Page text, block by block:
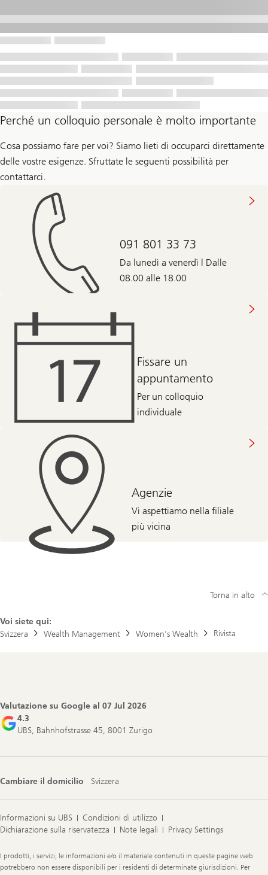
Perché un colloquio personale è molto importante
Cosa possiamo fare per voi? Siamo lieti di occuparci direttamente
delle vostre esigenze. Sfruttate le seguenti possibilità per
contattarci.
091 801 33 73
Da lunedì a venerdì | Dalle
08.00 alle 18.00
Fissare un
appuntamento
Per un colloquio
individuale
Agenzie
Vi aspettiamo nella filiale
più vicina
Voi siete qui:
Svizzera
Wealth Management Women’s Wealth Rivista
Torna in alto
Valutazione su Google al 07 Jul 2026
4.3
UBS, Bahnhofstrasse 45, 8001 Zurigo
Cambiare il domicilio Svizzera
Informazioni su UBS
Condizioni di utilizzo
Dichiarazione sulla riservatezza
Note legali Privacy Settings
Legal
Information
I prodotti, i servizi, le informazioni e/o il materiale contenuti in queste pagine web
potrebbero non essere disponibili per i residenti di determinate giurisdizioni. Per